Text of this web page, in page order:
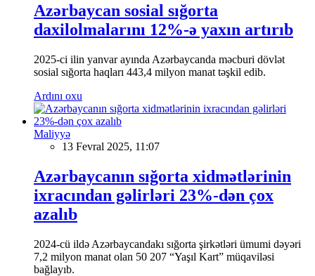
Azərbaycan sosial sığorta
daxilolmalarını 12%-ə yaxın artırıb
2025-ci ilin yanvar ayında Azərbaycanda məcburi dövlət
sosial sığorta haqları 443,4 milyon manat təşkil edib.
Ardını oxu
Maliyyə
13 Fevral 2025, 11:07
Azərbaycanın sığorta xidmətlərinin
ixracından gəlirləri 23%-dən çox
azalıb
2024-cü ildə Azərbaycandakı sığorta şirkətləri ümumi dəyəri
7,2 milyon manat olan 50 207 “Yaşıl Kart” müqaviləsi
bağlayıb.